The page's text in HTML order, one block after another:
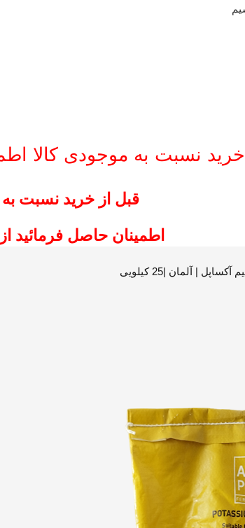
خرید نسبت به موجودی کالا
قبل از خرید نسبت
اطمینان حاصل فرمائید
| آلمان |25 کیلویی